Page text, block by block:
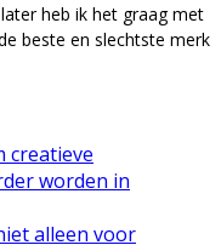
heb ik het graag met
beste en slechtste merk
creatieve
worden in
alleen voor